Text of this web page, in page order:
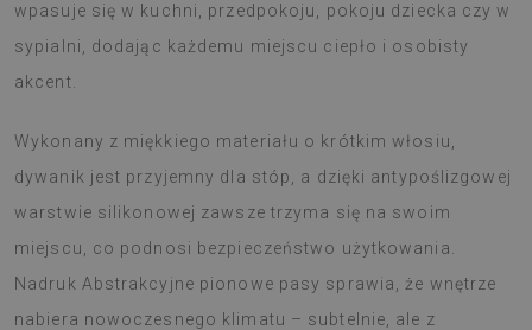
wpasuje się w kuchni, przedpokoju, pokoju dziecka czy w
sypialni, dodając każdemu miejscu ciepło i osobisty
akcent.
Wykonany z miękkiego materiału o krótkim włosiu,
dywanik jest przyjemny dla stóp, a dzięki antypoślizgowej
warstwie silikonowej zawsze trzyma się na swoim
miejscu, co podnosi bezpieczeństwo użytkowania.
Nadruk Abstrakcyjne pionowe pasy sprawia, że wnętrze
nabiera nowoczesnego klimatu – subtelnie, ale z